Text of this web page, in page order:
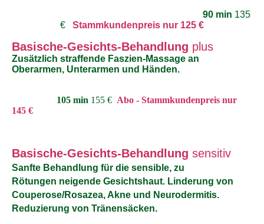
90 min 135
€
Stammkundenpreis nur 125 €
Basische-Gesichts-Behandlung plus
Zusätzlich straffende Faszien-Massage an
Oberarmen, Unterarmen und Händen.
105 min 155 € Abo - Stammkundenpreis nur
145 €
Basische-Gesichts-Behandlung sensitiv
Sanfte Behandlung für die sensible, zu
Rötungen neigende Gesichtshaut. Linderung von
Couperose/Rosazea, Akne und Neurodermitis.
Reduzierung von Tränensäcken.